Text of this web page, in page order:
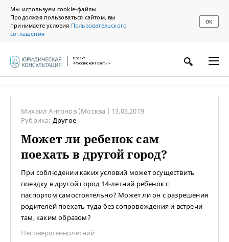
Мы используем cookie-файлы.
Продолжая пользоваться сайтом, вы
принимаете условия Пользовательского
соглашения
ОК
Проект
«Российской газеты»
Михаил Антонов (Москва ) 13.03.2019
Рубрика: Другое
Может ли ребенок сам
поехать в другой город?
При соблюдении каких условий может осуществить
поездку в другой город 14-летний ребенок с
паспортом самостоятельно? Может ли он с разрешения
родителей поехать туда без сопровождения и встречи
там, каким образом?
Несовершеннолетний